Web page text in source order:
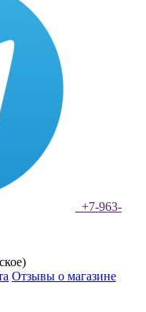
+7-963-
Отзывы о магазине